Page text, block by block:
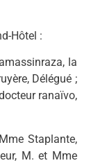
Hôtel :
la
Délégué ;
ranaïvo,
Staplante,
M. et Mme